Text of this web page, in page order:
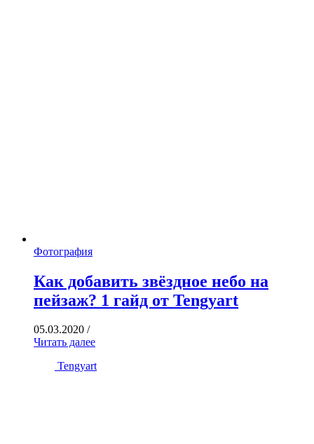
Фотография
Как добавить звёздное небо на
пейзаж? 1 гайд от Tengyart
05.03.2020 /
Читать далее
Tengyart